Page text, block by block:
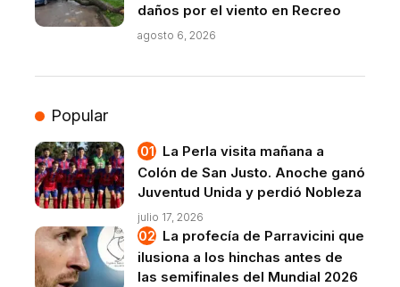
daños por el viento en Recreo
agosto 6, 2026
Popular
La Perla visita mañana a
Colón de San Justo. Anoche ganó
Juventud Unida y perdió Nobleza
julio 17, 2026
La profecía de Parravicini que
ilusiona a los hinchas antes de
las semifinales del Mundial 2026